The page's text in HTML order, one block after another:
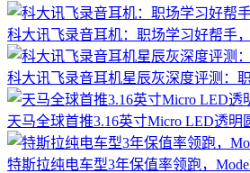
科大讯飞录音耳机：职场学习好帮手
科大讯飞录音耳机星辰灰深度评测：
天马全球首推3.16英寸Micro LED透
特斯拉纯电车型3年保值率领跑，